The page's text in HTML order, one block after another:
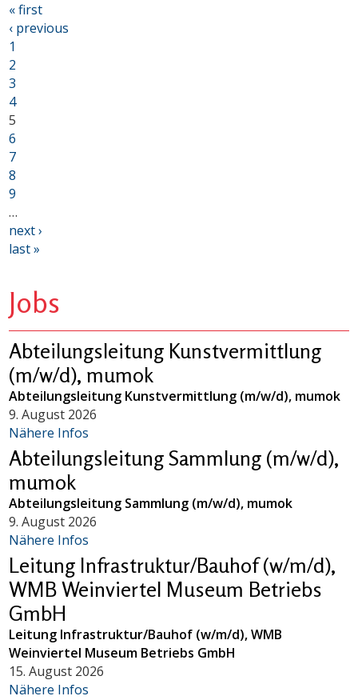
« first
‹ previous
1
2
3
4
5
6
7
8
9
…
next ›
last »
Jobs
Abteilungsleitung Kunstvermittlung
(m/w/d), mumok
Abteilungsleitung Kunstvermittlung (m/w/d), mumok
9. August 2026
Nähere Infos
Abteilungsleitung Sammlung (m/w/d),
mumok
Abteilungsleitung Sammlung (m/w/d), mumok
9. August 2026
Nähere Infos
Leitung Infrastruktur/Bauhof (w/m/d),
WMB Weinviertel Museum Betriebs
GmbH
Leitung Infrastruktur/Bauhof (w/m/d), WMB
Weinviertel Museum Betriebs GmbH
15. August 2026
Nähere Infos